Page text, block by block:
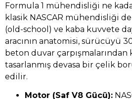
Formula 1 mühendisliği ne
klasik NASCAR mühendisliği
(old-school) ve kaba kuvvete
aracının anatomisi, sürücüyü
beton duvar
tasarlanmış devasa bir çelik
edilir.
Motor (Saf V8 Gücü):